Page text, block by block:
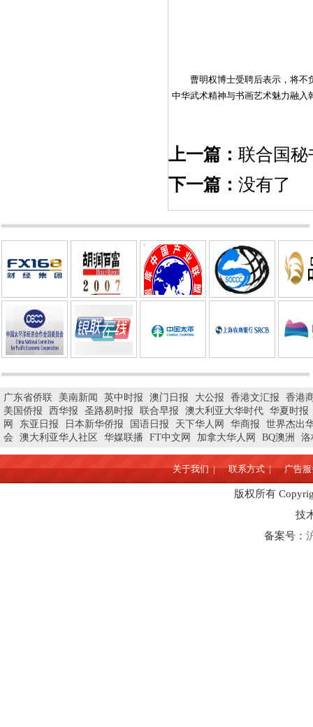
曹明权博士受聘后表示，将不
中华武术精神与书画艺术魅力融入
上一篇： 联合国秘
下一篇： 没有了
广东省侨联 美南新闻 英中时报 澳门日报 大公报 香港文汇报
香港
美国侨报
西华报 圣路易时报 联合早报 澳大利亚大华时代 华夏时报
网
东亚日报 日本新华侨报 国语日报 天下华人网 华商报
世界杰出
会
澳大利亚华人社区 华媒联播 FT中文网 加拿大华人网 BQ澳洲 洛
关于我们 | 联系方式 | 广告
版权所有
技
备案号：